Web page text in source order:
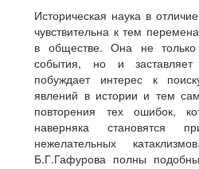
Историческая наука в
чувствительна к тем
в обществе. Она не
события, но и
побуждает интерес к
явлений в истории и тем
повторения тех ошибок,
наверняка
нежелательных
Б.Г.Гафурова полны